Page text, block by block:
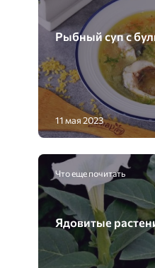
Рыбный суп с
11 мая 2023
Что еще почитать
Ядовитые